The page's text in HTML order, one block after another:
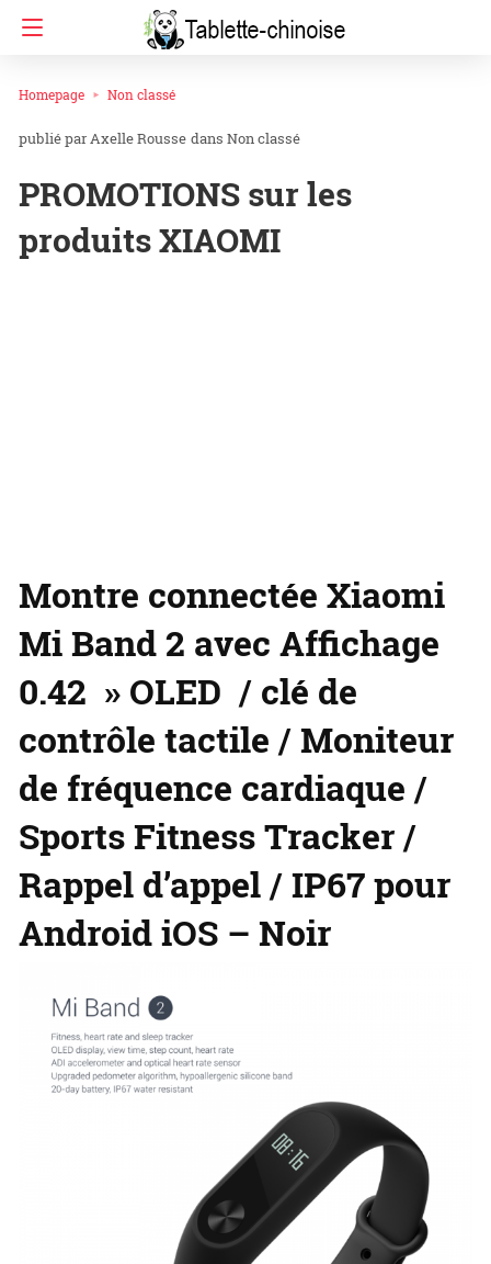
Homepage Non classé
Axelle Rousse dans Non classé
PROMOTIONS sur les
produits XIAOMI
Montre connectée Xiaomi
Mi Band 2 avec Affichage
0.42 » OLED / clé de
contrôle tactile / Moniteur
de fréquence cardiaque /
Sports Fitness Tracker /
Rappel d’appel / IP67 pour
Android iOS – Noir